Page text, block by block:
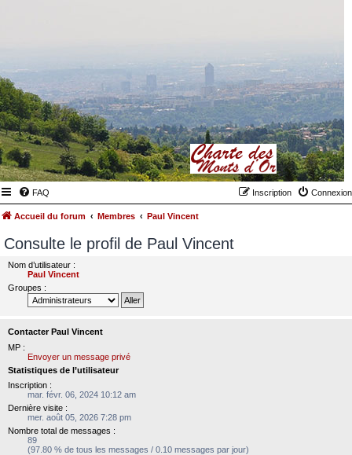
FAQ Connexion
Inscription
Accueil du forum Membres Paul Vincent
Consulte le profil de Paul Vincent
Nom d’utilisateur :
Paul Vincent
Groupes :
Contacter Paul Vincent
MP :
Envoyer un message privé
Statistiques de l’utilisateur
Inscription :
mar. févr. 06, 2024 10:12 am
Dernière visite :
mer. août 05, 2026 7:28 pm
Nombre total de messages :
89
(97.80 % de tous les messages / 0.10 messages par jour)